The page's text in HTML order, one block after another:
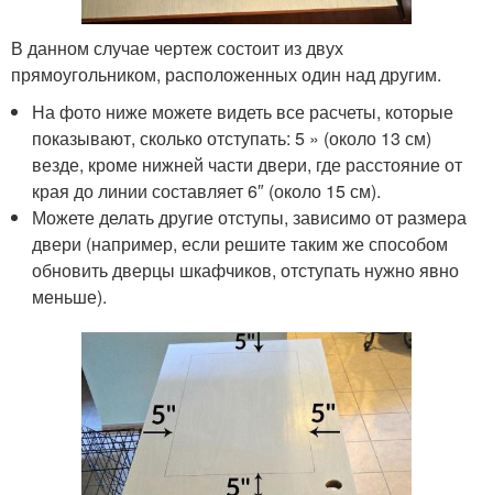
В данном случае чертеж состоит из двух
прямоугольником, расположенных один над другим.
На фото ниже можете видеть все расчеты, которые
показывают, сколько отступать: 5 » (около 13 см)
везде, кроме нижней части двери, где расстояние от
края до линии составляет 6″ (около 15 см).
Можете делать другие отступы, зависимо от размера
двери (например, если решите таким же способом
обновить дверцы шкафчиков, отступать нужно явно
меньше).